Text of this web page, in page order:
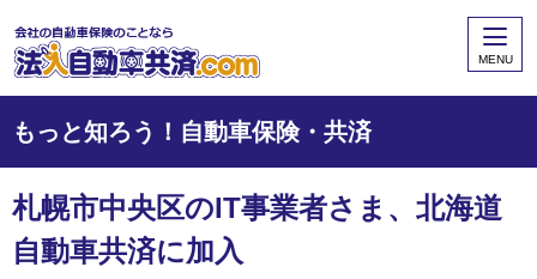
MENU
もっと知ろう！自動車保険・共済
札幌市中央区のIT事業者さま、北海道
自動車共済に加入